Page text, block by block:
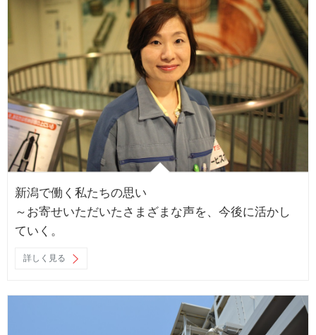
新潟で働く私たちの思い
～お寄せいただいたさまざまな声を、今後に活かし
ていく。
詳しく見る